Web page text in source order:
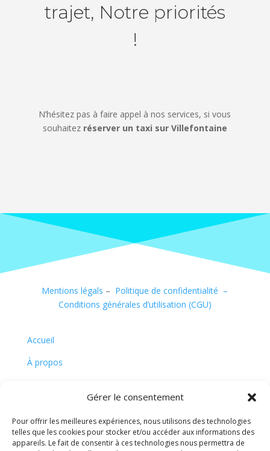
Gérer le consentement
Pour offrir les meilleures expériences, nous utilisons des technologies
telles que les cookies pour stocker et/ou accéder aux informations des
appareils. Le fait de consentir à ces technologies nous permettra de
trajet, Notre priorités
!
N’hésitez pas à faire appel à nos services, si vous
souhaitez réserver un taxi sur Villefontaine
Mentions légals – Politique de confidentialité –
Conditions générales d’utilisation (CGU)
Accueil
À propos
© 2025 Michel Taxi et associés. Tous droits